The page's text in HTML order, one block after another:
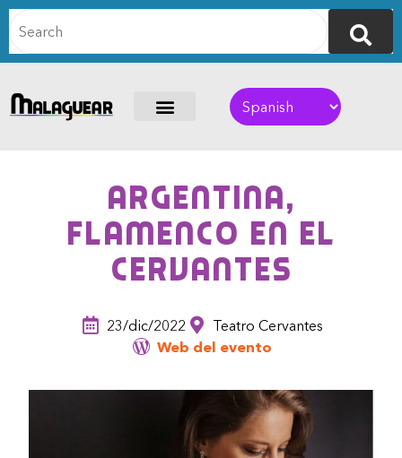
Argentina,
flamenco en el
Cervantes
23/dic/2022
Teatro Cervantes
Web del evento